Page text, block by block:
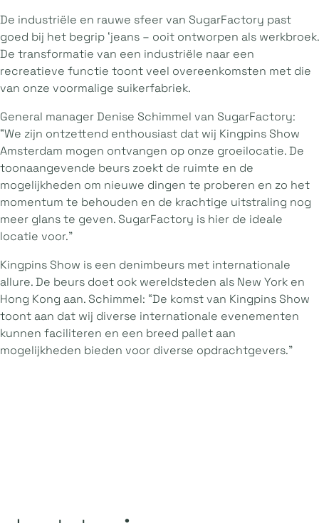
De industriële en rauwe sfeer van SugarFactory past
goed bij het begrip ‘jeans – ooit ontworpen als werkbroek.
De transformatie van een industriële naar een
recreatieve functie toont veel overeenkomsten met die
van onze voormalige suikerfabriek.
General manager Denise Schimmel van SugarFactory:
“We zijn ontzettend enthousiast dat wij Kingpins Show
Amsterdam mogen ontvangen op onze groeilocatie. De
toonaangevende beurs zoekt de ruimte en de
mogelijkheden om nieuwe dingen te proberen en zo het
momentum te behouden en de krachtige uitstraling nog
meer glans te geven. SugarFactory is hier de ideale
locatie voor.”
Kingpins Show is een denimbeurs met internationale
allure. De beurs doet ook wereldsteden als New York en
Hong Kong aan. Schimmel: “De komst van Kingpins Show
toont aan dat wij diverse internationale evenementen
kunnen faciliteren en een breed pallet aan
mogelijkheden bieden voor diverse opdrachtgevers.”